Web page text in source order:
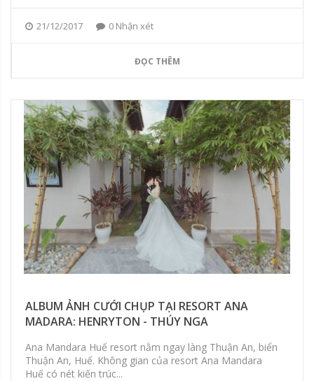
21/12/2017 0 Nhận xét
ĐỌC THÊM
ALBUM ẢNH CƯỚI CHỤP TẠI RESORT ANA
MADARA: HENRYTON - THÚY NGA
Ana Mandara Huế resort nằm ngay làng Thuận An, biển
Thuận An, Huế. Không gian của resort Ana Mandara
Huế có nét kiến trúc...